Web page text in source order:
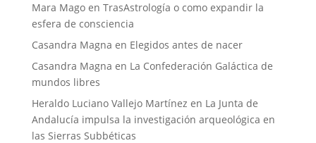
Mara Magoen TrasAstrología o como expandir la
esfera de consciencia
Casandra Magna en Elegidos antes de nacer
Casandra Magna en La Confederación Galáctica de
mundos libres
Heraldo Luciano Vallejo Martínez en La Junta de
Andalucía impulsa la investigación arqueológica en
las Sierras Subbéticas